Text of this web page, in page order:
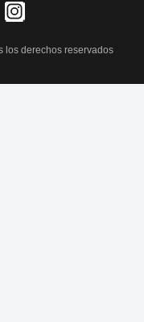
los derechos reservados